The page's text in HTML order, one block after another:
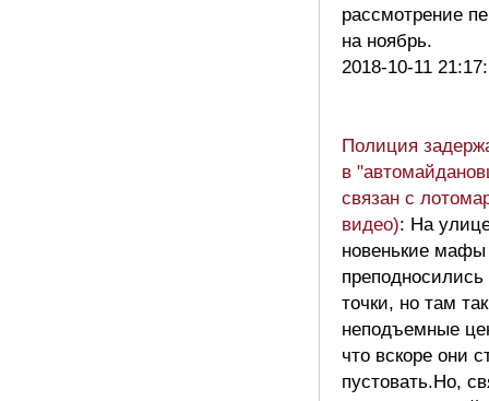
рассмотрение
на ноябрь.
2018-10-11
Полиция
в
связан с
видео): На
новенькие
преподносились
точки, но там
неподъемные
что вскоре они
пустовать.Но,